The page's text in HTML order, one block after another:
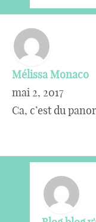
Mélissa Monaco
mai 2, 2017
Ca, c’est du